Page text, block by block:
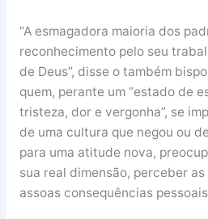
“A esmagadora maioria dos
reconhecimento pelo seu
de Deus”, disse o também
quem, perante um “estado de
tristeza, dor e vergonha”, se
de uma cultura que negou ou
para uma atitude nova,
sua real dimensão, perceber
assoas consequências